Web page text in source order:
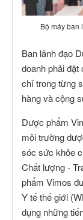
Bộ máy ban
Ban lãnh đạo
doanh phải đặt
chỉ trong từng
hàng và cộng
Dược phẩm
môi trường
sóc sức khỏe
Chất lượng -
phẩm Vimos
Y tế thế giới
dụng những